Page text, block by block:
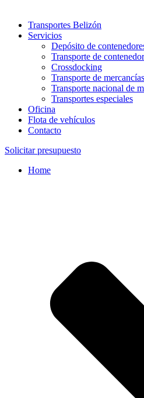
Transportes Belizón
Servicios
Depósito de
Transporte de
Crossdocking
Transporte de
Transporte nacional de
Transportes especiales
Oficina
Flota de vehículos
Contacto
Solicitar presupuesto
Home